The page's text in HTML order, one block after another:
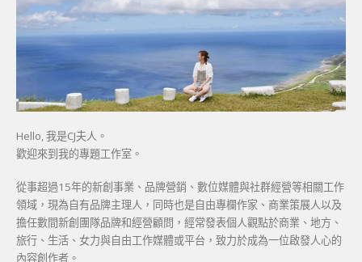
Hello, 我是CJ夫人。
歡迎來到我的專題工作室。
從事超過15年的新創事業、品牌營銷、數位媒體與社群經營等相關工作
領域，現為自有品牌主理人，同時也是自由專欄作家、商業策展人以及
擔任數間新創團隊品牌和經營顧問，經常發表個人觀點於商業、地方、
旅行、生活、女力與自由工作媒體或平台，致力於成為一位啟發人心的
內容創作者。